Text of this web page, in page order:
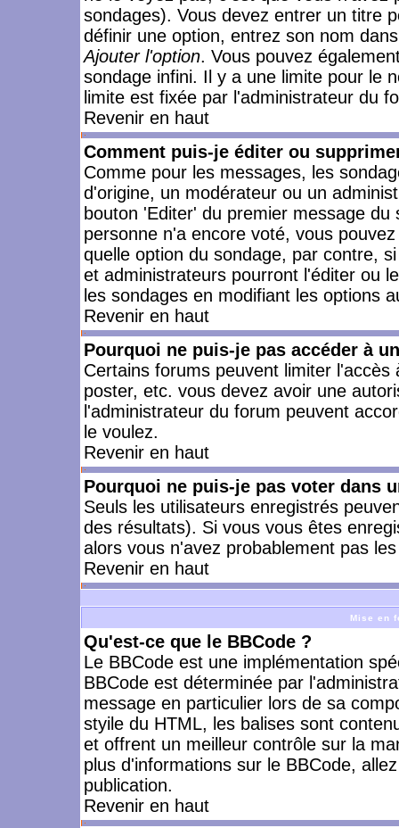
sondages). Vous devez entrer un titre
définir une option, entrez son nom
Ajouter l'option. Vous pouvez
sondage infini. Il y a une limite pour le
limite est fixée par l'administrateur du
Revenir en haut
Comment puis-je éditer ou
Comme pour les messages, les
d'origine, un modérateur ou un
bouton 'Editer' du premier message
personne n'a encore voté, vous
quelle option du sondage, par contre,
et administrateurs pourront l'éditer ou
les sondages en modifiant les options
Revenir en haut
Pourquoi ne puis-je pas accéder à
Certains forums peuvent limiter
poster, etc. vous devez avoir une
l'administrateur du forum peuvent
le voulez.
Revenir en haut
Pourquoi ne puis-je pas voter dans
Seuls les utilisateurs enregistrés
des résultats). Si vous vous êtes
alors vous n'avez probablement pas
Revenir en haut
Mise en
Qu'est-ce que le BBCode ?
Le BBCode est une implémentation
BBCode est déterminée par
message en particulier lors de sa
styile du HTML, les balises sont
et offrent un meilleur contrôle sur la
plus d'informations sur le BBCode,
publication.
Revenir en haut